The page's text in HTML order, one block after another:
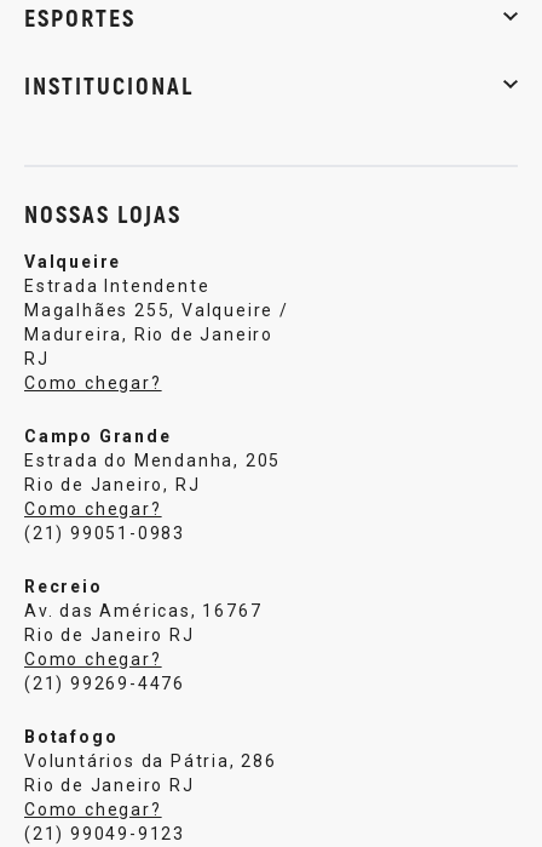
ESPORTES
INSTITUCIONAL
NOSSAS LOJAS
Valqueire
Estrada Intendente
Magalhães 255, Valqueire /
Madureira, Rio de Janeiro
RJ
Como chegar?
Campo Grande
Estrada do Mendanha, 205
Rio de Janeiro, RJ
Como chegar?
(21) 99051-0983
Recreio
Av. das Américas, 16767
Rio de Janeiro RJ
Como chegar?
(21) 99269-4476
Botafogo
Voluntários da Pátria, 286
Rio de Janeiro RJ
Como chegar?
(21) 99049-9123